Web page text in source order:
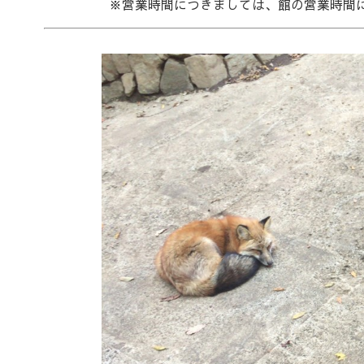
※営業時間につきましては、館の営業時間に